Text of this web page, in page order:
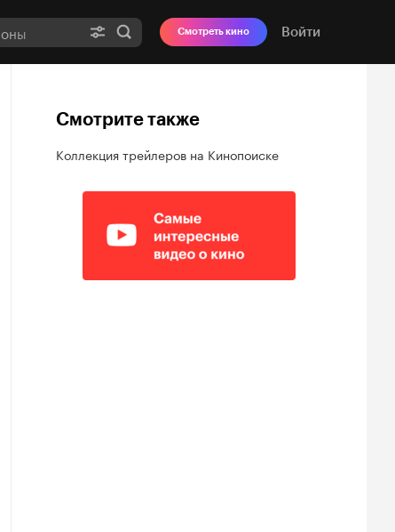
Смотреть кино Войти
Смотрите также
Коллекция трейлеров на Кинопоиске